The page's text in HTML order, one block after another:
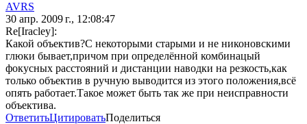
AVRS
30 апр. 2009 г., 12:08:47
Re[Iracley]:
Какой объектив?С некоторыми старыми и не никоновскими
глюки бывает,причом при определённой комбинацый
фокусных расстояний и дистанции наводки на резкость,как
только объектив в ручную выводится из этого положения,всё
опять работает.Такое может быть так же при неисправности
объектива.
ОтветитьЦитироватьПоделиться